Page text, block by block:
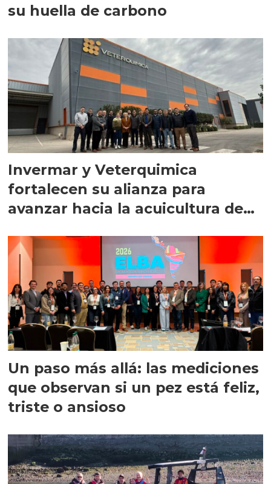
su huella de carbono
Invermar y Veterquimica
fortalecen su alianza para
avanzar hacia la acuicultura de
Un paso más allá: las mediciones
que observan si un pez está feliz,
triste o ansioso